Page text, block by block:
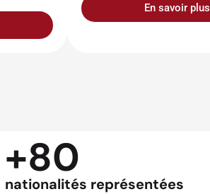
En savoir plus
+80
nationalités représentées